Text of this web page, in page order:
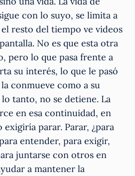
con lo suyo, se limita a
resto del tiempo ve videos
No es que esta otra
pero lo que pasa frente a
su interés, lo que le pasó
conmueve como a su
tanto, no se detiene. La
en esa continuidad, en
exigiría parar. Parar, ¿para
entender, para exigir,
juntarse con otros en
a mantener la